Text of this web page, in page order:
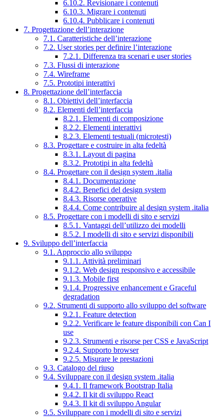
6.10.2. Revisionare i contenuti
6.10.3. Migrare i contenuti
6.10.4. Pubblicare i contenuti
7. Progettazione dell’interazione
7.1. Caratteristiche dell’interazione
7.2. User stories per definire l’interazione
7.2.1. Differenza tra scenari e user stories
7.3. Flussi di interazione
7.4. Wireframe
7.5. Prototipi interattivi
8. Progettazione dell’interfaccia
8.1. Obiettivi dell’interfaccia
8.2. Elementi dell’interfaccia
8.2.1. Elementi di composizione
8.2.2. Elementi interattivi
8.2.3. Elementi testuali (microtesti)
8.3. Progettare e costruire in alta fedeltà
8.3.1. Layout di pagina
8.3.2. Prototipi in alta fedeltà
8.4. Progettare con il design system .italia
8.4.1. Documentazione
8.4.2. Benefici del design system
8.4.3. Risorse operative
8.4.4. Come contribuire al design system .italia
8.5. Progettare con i modelli di sito e servizi
8.5.1. Vantaggi dell’utilizzo dei modelli
8.5.2. I modelli di sito e servizi disponibili
9. Sviluppo dell’interfaccia
9.1. Approccio allo sviluppo
9.1.1. Attività preliminari
9.1.2. Web design responsivo e accessibile
9.1.3. Mobile first
9.1.4. Progressive enhancement e Graceful
degradation
9.2. Strumenti di supporto allo sviluppo del software
9.2.1. Feature detection
9.2.2. Verificare le feature disponibili con Can I
use
9.2.3. Strumenti e risorse per CSS e JavaScript
9.2.4. Supporto browser
9.2.5. Misurare le prestazioni
9.3. Catalogo del riuso
9.4. Sviluppare con il design system .italia
9.4.1. Il framework Bootstrap Italia
9.4.2. Il kit di sviluppo React
9.4.3. Il kit di sviluppo Angular
9.5. Sviluppare con i modelli di sito e servizi